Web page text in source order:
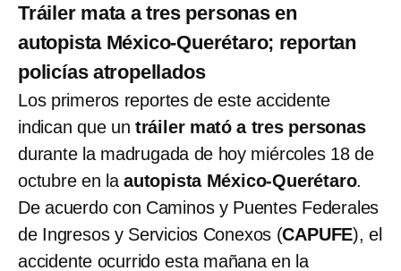
Tráiler mata a tres personas en
autopista México-Querétaro; reportan
policías atropellados
Los primeros reportes de este accidente
indican que un tráiler mató a tres personas
durante la madrugada de hoy miércoles 18 de
octubre en laautopista México-Querétaro.
De acuerdo con Caminos y Puentes Federales
de Ingresos y Servicios Conexos (CAPUFE), el
accidente ocurrido esta mañana en la